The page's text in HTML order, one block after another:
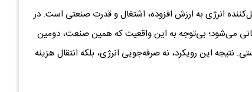
انرژی به ارزش افزوده، اشتغال و قدرت صنعتی است. در
می‌شود؛ بی‌توجه به این واقعیت که همین صنعت، دومین
نتیجه این رویکرد، نه صرفه‌جویی انرژی، بلکه انتقال هزینه